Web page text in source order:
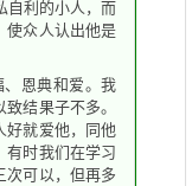
自利的小人，而
使众人认出他是
恩典和爱。我
结果子不多。
好就爱他，同他
有时我们在学习
次可以，但再多